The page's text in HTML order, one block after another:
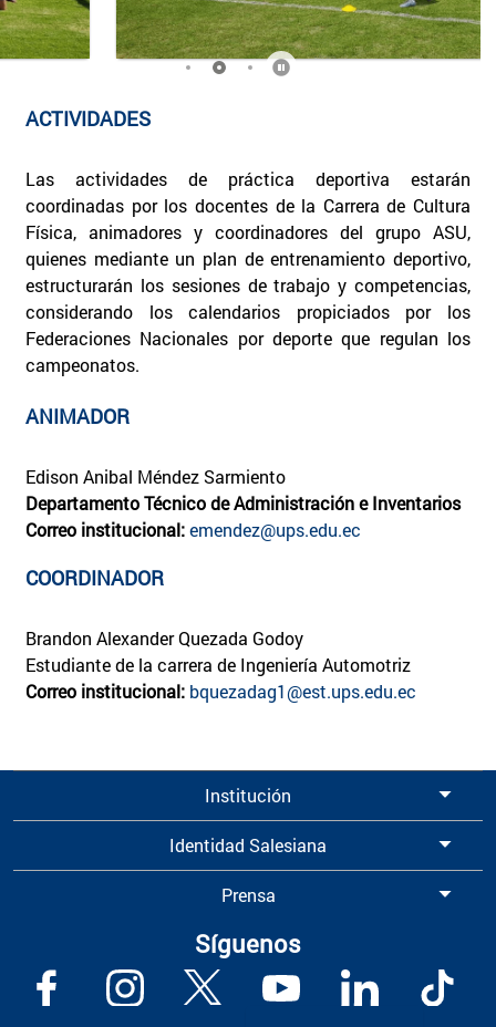
ACTIVIDADES
Las actividades de práctica deportiva estarán
coordinadas por los docentes de la Carrera de Cultura
Física, animadores y coordinadores del grupo ASU,
quienes mediante un plan de entrenamiento deportivo,
estructurarán los sesiones de trabajo y competencias,
considerando los calendarios propiciados por los
Federaciones Nacionales por deporte que regulan los
campeonatos.
ANIMADOR
Edison Anibal Méndez Sarmiento
Departamento Técnico de Administración e Inventarios
Correo institucional:emendez@ups.edu.ec
COORDINADOR
Brandon Alexander Quezada Godoy
Estudiante de la carrera de Ingeniería Automotriz
Correo institucional: bquezadag1@est.ups.edu.ec
Institución
Identidad Salesiana
Prensa
Síguenos